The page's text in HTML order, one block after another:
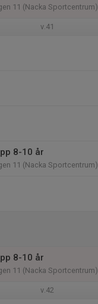
11 (Nacka Sportcentrum)
v.41
8-10 år
11 (Nacka Sportcentrum)
8-10 år
11 (Nacka Sportcentrum)
v.42